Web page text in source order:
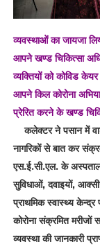
व्यवस्थाओं का जायजा
आपने खण्ड चिकित्सा
व्यक्तियों को कोविड
आपने किल कोरोना
प्रेरित करने के खण्ड
कलेक्टर ने पसान में
नागरिकों से बात कर
एस.ई.सी.एल. के
सुविधाओं, दवाइयों,
प्राथमिक स्वास्थ्य
कोरोना संक्रमित
व्यवस्था की जानकारी